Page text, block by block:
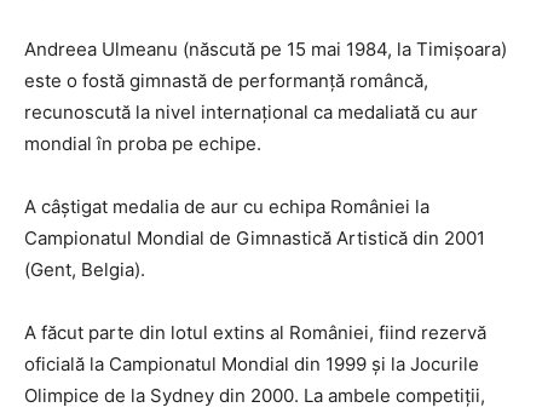
Andreea Ulmeanu (născută pe 15 mai 1984, la Timișoara)
este o fostă gimnastă de performanță româncă,
recunoscută la nivel internațional ca medaliată cu aur
mondial în proba pe echipe.
A câștigat medalia de aur cu echipa României la
Campionatul Mondial de Gimnastică Artistică din 2001
(Gent, Belgia).
A făcut parte din lotul extins al României, fiind rezervă
oficială la Campionatul Mondial din 1999 și la Jocurile
Olimpice de la Sydney din 2000. La ambele competiții,